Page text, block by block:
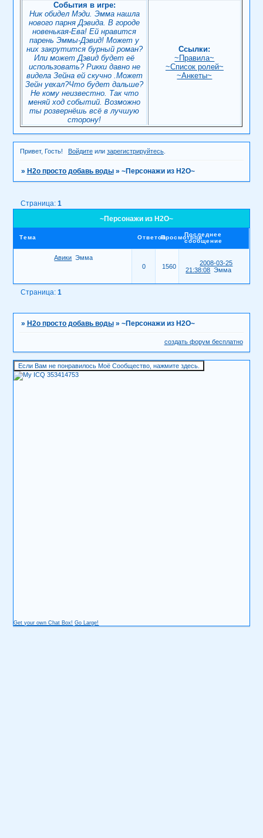
События в игре:
Ник обидел Мэди. Эмма нашла
нового парня Дэвида. В городе
новенькая-Ева! Ей нравится
парень Эммы-Дэвид! Может у
них закрутится бурный роман?
Или может Дэвид будет её
использовать? Рикки давно не
видела Зейна ей скучно .Может
Зейн уехал?Что будет дальше?
Не кому неизвестно. Так что
меняй ход событий. Возможно
ты розвернёшь всё в лучшую
сторону!
Ссылки:
~Правила~
~Список ролей~
~Анкеты~
Привет, Гость! Войдитеили зарегистрируйтесь.
» H2о просто добавь воды » ~Персонажи из Н2О~
~Персонажи из Н2О~
Страница: 1
Тема ОтветовПросмотровПоследнее
сообщение
Авики Эмма
0
1560
2008-03-25
21:38:08 Эмма
Страница: 1
» H2о просто добавь воды » ~Персонажи из Н2О~
создать форум бесплатно
Get your own Chat Box! Go Large!